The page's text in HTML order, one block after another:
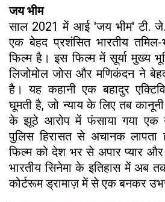
जय भीम
साल 2021 में आई 'जय भीम' टी. जे.
एक बेहद प्रशंसित भारतीय तमिल-
फिल्म है। इस फिल्म में सूर्या मुख्य
लिजोमोल जोस और मणिकंदन ने
है। यह कहानी एक बहादुर
घूमती है, जो न्याय के लिए तब
के झूठे आरोप में फंसाया गया एक
पुलिस हिरासत से अचानक लापता
फिल्म को देश भर से अपार प्यार और
भारतीय सिनेमा के इतिहास में अब
कोर्टरूम ड्रामाज़ में से एक बनकर